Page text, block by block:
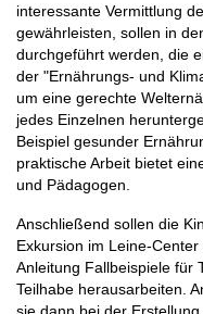
interessante Vermittlung
gewährleisten, sollen in
durchgeführt werden, die
der "Ernährungs- und
um eine gerechte
jedes Einzelnen
Beispiel gesunder
praktische Arbeit bietet
und Pädagogen.
Anschließend sollen die
Exkursion im Leine-
Anleitung Fallbeispiele für
Teilhabe herausarbeiten.